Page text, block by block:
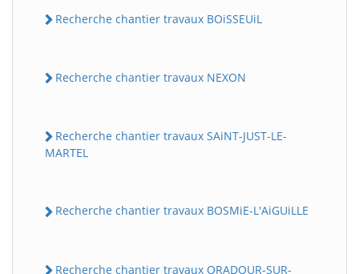
Recherche chantier travaux BOiSSEUiL
Recherche chantier travaux NEXON
Recherche chantier travaux SAiNT-JUST-LE-
MARTEL
Recherche chantier travaux BOSMiE-L'AiGUiLLE
Recherche chantier travaux ORADOUR-SUR-